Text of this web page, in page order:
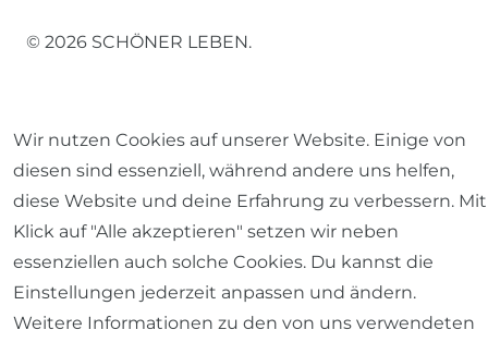
© 2026 SCHÖNER LEBEN.
Impressum Daten­schutz­erklärung AGB
Barrierefreiheitserklärung Widerrufs­recht
Wir nutzen Cookies auf unserer Website. Einige von
diesen sind essenziell, während andere uns helfen,
diese Website und deine Erfahrung zu verbessern. Mit
Klick auf "Alle akzeptieren" setzen wir neben
essenziellen auch solche Cookies. Du kannst die
Einstellungen jederzeit anpassen und ändern.
Weitere Informationen zu den von uns verwendeten